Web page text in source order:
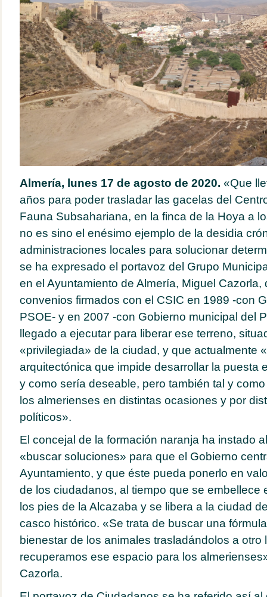
Almería, lunes 17 de agosto de 2020. «Que
años para poder trasladar las gacelas del
Fauna Subsahariana, en la finca de la Hoya a
no es sino el enésimo ejemplo de la desidia
administraciones locales para solucionar
se ha expresado el portavoz del Grupo
en el Ayuntamiento de Almería, Miguel
convenios firmados con el CSIC en 1989 -con
PSOE- y en 2007 -con Gobierno municipal del
llegado a ejecutar para liberar ese terreno,
«privilegiada» de la ciudad, y que actualmente
arquitectónica que impide desarrollar la puesta
y como sería deseable, pero también tal y
los almerienses en distintas ocasiones y por
políticos».
El concejal de la formación naranja ha instado
«buscar soluciones» para que el Gobierno
Ayuntamiento, y que éste pueda ponerlo en
de los ciudadanos, al tiempo que se embellece
los pies de la Alcazaba y se libera a la ciudad
casco histórico. «Se trata de buscar una
bienestar de los animales trasladándolos a otro
recuperamos ese espacio para los
Cazorla.